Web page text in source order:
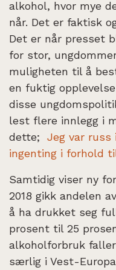
alkohol, hvor mye
når. Det er faktisk
Det er når presset
for stor,
muligheten til å
en fuktig
disse
lest flere innlegg i
dette; Jeg var
ingenting i forhold
Samtidig viser ny
2018 gikk andelen
å ha drukket seg
prosent til 25
alkoholforbruk
særlig i Vest-